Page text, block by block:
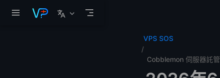
跳至主要內容
VPS SOS
Cobblemon 伺服器託管